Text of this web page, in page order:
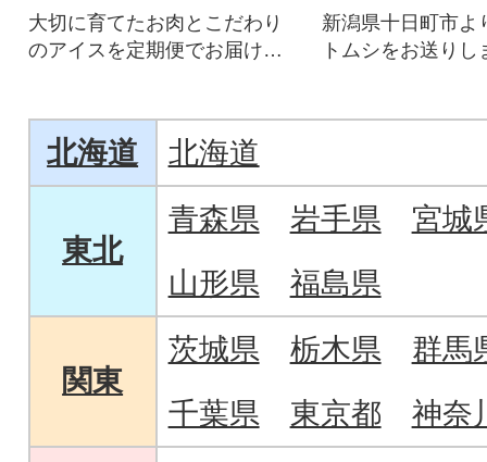
大切に育てたお肉とこだわり
のアイスを定期便でお届けし
新潟県十日町市よ
トムシをお送りし
北海道 北海道
東北
青森県 岩手県
宮城
山形県
福島県
関東
茨城県 栃木県
群馬
千葉県
東京都 神奈